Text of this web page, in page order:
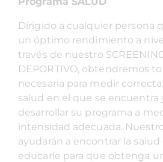
Dirigido a cualquier persona
un óptimo rendimiento a
través de nuestro
DEPORTIVO, obtendremos
necesaria para medir
salud en el que se encuentra
desarrollar su programa a
intensidad adecuada.
ayudarán a encontrar la salud
educarle para que obtenga